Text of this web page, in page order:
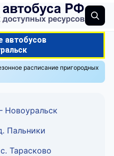
автобусов
расписание пригородных
Пальники
Тарасково